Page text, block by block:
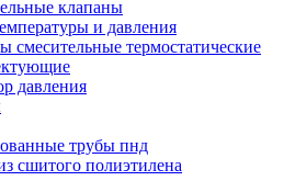
клапаны
и давления
смесительные термостатические
давления
трубы пнд
сшитого полиэтилена